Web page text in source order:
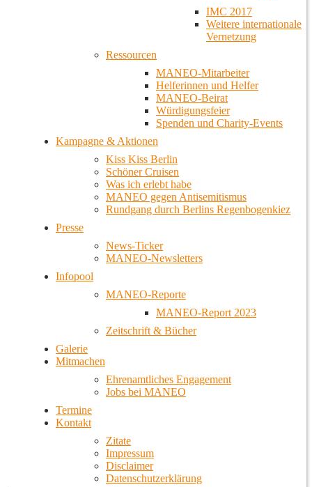
IMC 2017
Weitere internationale
Vernetzung
Ressourcen
MANEO-Mitarbeiter
Helferinnen und Helfer
MANEO-Beirat
Würdigungsfeier
Spenden und Charity-Events
Kampagne & Aktionen
Kiss Kiss Berlin
Schöner Cruisen
Was ich erlebt habe
MANEO gegen Antisemitismus
Rundgang durch Berlins Regenbogenkiez
Presse
News-Ticker
MANEO-Newsletters
Infopool
MANEO-Reporte
MANEO-Report 2023
Zeitschrift & Bücher
Galerie
Mitmachen
Ehrenamtliches Engagement
Jobs bei MANEO
Termine
Kontakt
Zitate
Impressum
Disclaimer
Datenschutzerklärung